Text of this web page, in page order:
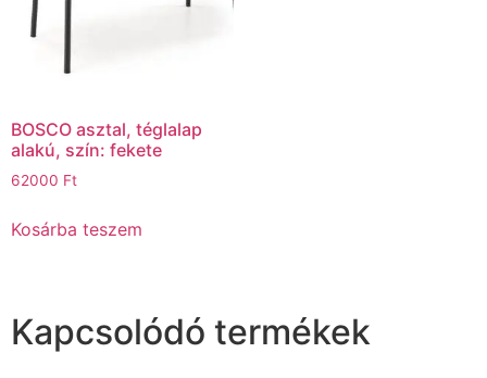
BOSCO asztal, téglalap
alakú, szín: fekete
62000 Ft
Kosárba teszem
Kapcsolódó termékek